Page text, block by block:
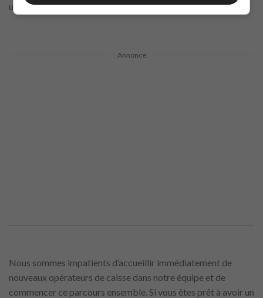
uniques.
Annonce
Nous sommes impatients d’accueillir immédiatement de
nouveaux opérateurs de caisse dans notre équipe et de
commencer ce parcours ensemble. Si vous êtes prêt à avoir un